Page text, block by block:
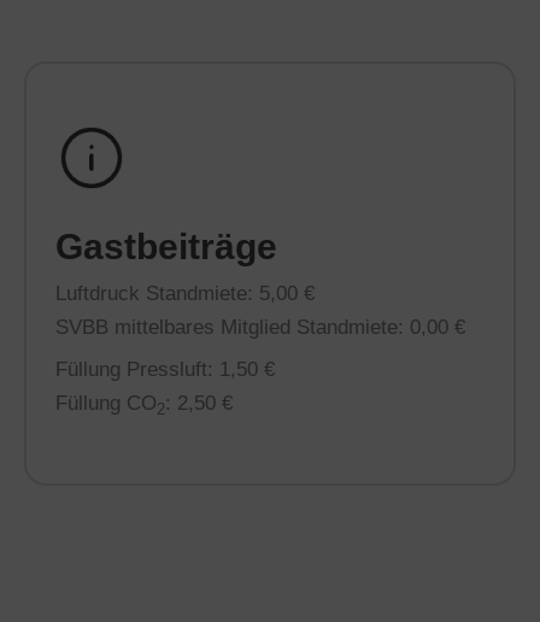
Gastbeiträge
Luftdruck Standmiete: 5,00 €
SVBB mittelbares Mitglied Standmiete: 0,00 €
Füllung Pressluft: 1,50 €
Füllung CO2 : 2,50 €